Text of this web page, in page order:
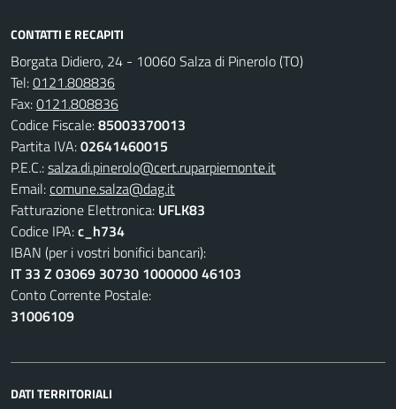
CONTATTI E RECAPITI
Borgata Didiero, 24 - 10060 Salza di Pinerolo (TO)
Tel:0121.808836
Fax:0121.808836
Codice Fiscale:85003370013
Partita IVA:02641460015
P.E.C.:salza.di.pinerolo@cert.ruparpiemonte.it
Email:comune.salza@dag.it
Fatturazione Elettronica: UFLK83
Codice IPA:c_h734
IBAN (per i vostri bonifici bancari):
IT 33 Z 03069 30730 1000000 46103
Conto Corrente Postale:
31006109
DATI TERRITORIALI